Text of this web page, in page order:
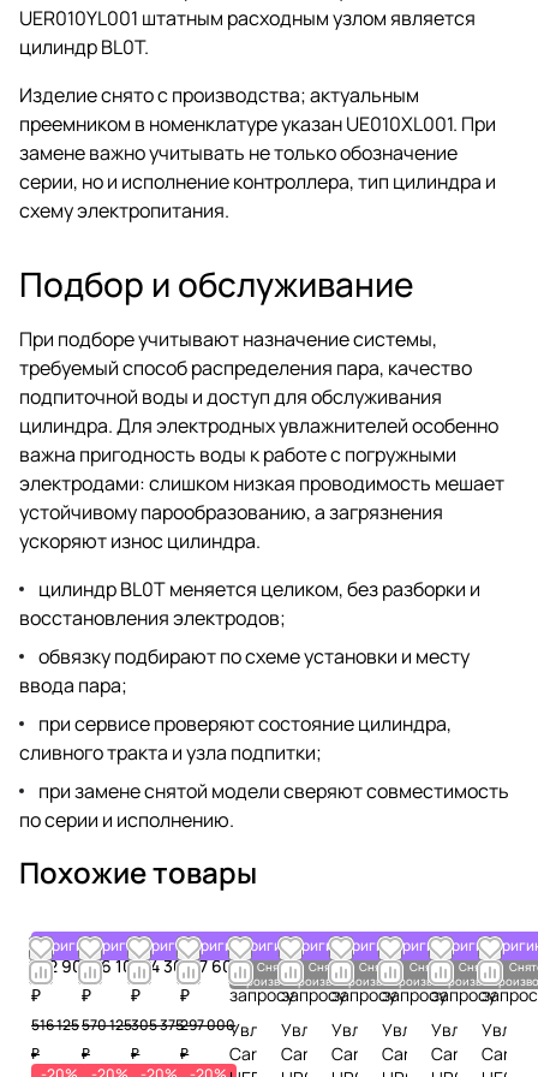
UER010YL001 штатным расходным узлом является
цилиндр BL0T.
Изделие снято с производства; актуальным
преемником в номенклатуре указан UE010XL001. При
замене важно учитывать не только обозначение
серии, но и исполнение контроллера, тип цилиндра и
схему электропитания.
Подбор и обслуживание
При подборе учитывают назначение системы,
требуемый способ распределения пара, качество
подпиточной воды и доступ для обслуживания
цилиндра. Для электродных увлажнителей особенно
важна пригодность воды к работе с погружными
электродами: слишком низкая проводимость мешает
устойчивому парообразованию, а загрязнения
ускоряют износ цилиндра.
цилиндр BL0T меняется целиком, без разборки и
восстановления электродов;
обвязку подбирают по схеме установки и месту
ввода пара;
при сервисе проверяют состояние цилиндра,
сливного тракта и узла подпитки;
при замене снятой модели сверяют совместимость
по серии и исполнению.
Похожие товары
Оригинал
412 900
₽
516 125
₽
Оригинал
456 100
₽
570 125
₽
Оригинал
244 300
₽
305 375
₽
Оригинал
237 600
₽
297 000
₽
Оригинал
Снято с
производства
По
запросу
Увлажнитель
Carel
Оригинал
Снято с
производства
По
запросу
Увлажнитель
Carel
Оригинал
Снято с
производства
По
запросу
Увлажнитель
Carel
Оригинал
Снято с
производства
По
запросу
Увлажнитель
Carel
Оригинал
Снято с
производства
По
запросу
Увлажнитель
Carel
По
Carel